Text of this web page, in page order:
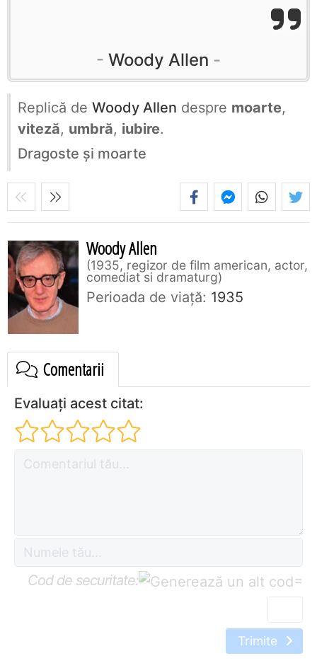
Woody Allen
Replică de Woody Allen despre moarte,
viteză, umbră, iubire.
Dragoste şi moarte
Woody Allen
1935, regizor de film american, actor,
comediat si dramaturg
Perioada de viaţă: 1935
Comentarii
Evaluați acest citat:
Cod de securitate: =
Trimite